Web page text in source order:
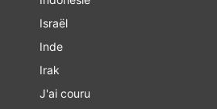
Israël
Inde
Irak
J'ai couru